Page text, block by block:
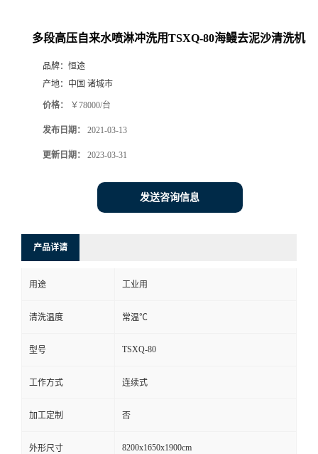
多段高压自来水喷淋冲洗用TSXQ-80海鳗去泥沙清洗机
品牌： 恒途
产地： 中国 诸城市
价格： ￥78000/台
发布日期： 2021-03-13
更新日期： 2023-03-31
发送咨询信息
产品详请
用途 工业用
清洗温度 常温℃
型号 TSXQ-80
工作方式 连续式
加工定制 否
外形尺寸 8200x1650x1900cm